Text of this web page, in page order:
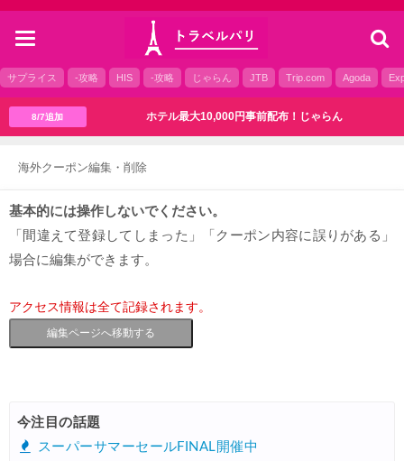
toggle
サプライス -攻略 HIS -攻略 じゃらん JTB Trip.com Agoda
8/7追加 ホテル最大10,000円事前配布！じゃらん
海外クーポン編集・削除
基本的には操作しないでください。
「間違えて登録してしまった」「クーポン内容に誤りがある」
場合に編集ができます。
アクセス情報は全て記録されます。
編集ページへ移動する
今注目の話題
スーパーサマーセールFINAL開催中